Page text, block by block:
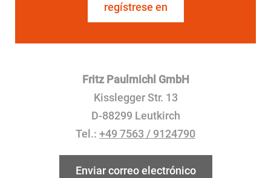
regístrese en
Fritz Paulmichl GmbH
Kisslegger Str. 13
D-88299 Leutkirch
Tel.: +49 7563 / 9124790
Enviar correo electrónico